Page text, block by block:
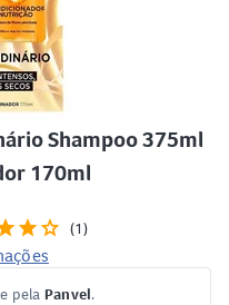
Shampoo 375ml
170ml
starstar (1)
pela Panvel.